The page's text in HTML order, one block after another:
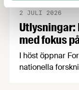
Utlysningar:
med fokus
2 JULI 2026
I höst öppnar
nationella